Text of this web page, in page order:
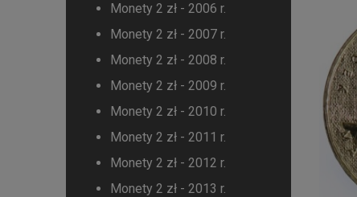
Monety 2 zł - 2006 r.
Monety 2 zł - 2007 r.
Monety 2 zł - 2008 r.
Monety 2 zł - 2009 r.
Monety 2 zł - 2010 r.
Monety 2 zł - 2011 r.
Monety 2 zł - 2012 r.
Monety 2 zł - 2013 r.